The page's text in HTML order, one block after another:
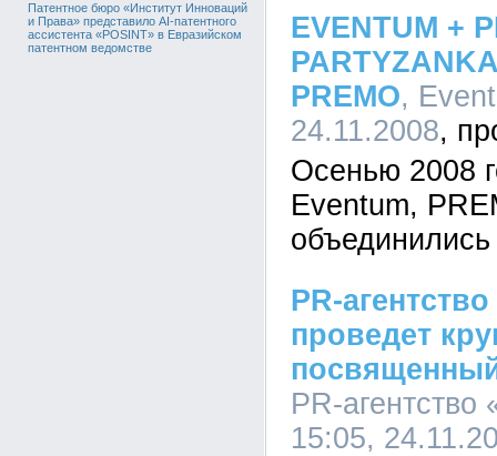
Патентное бюро «Институт Инноваций
и Права» представило AI-патентного
ассистента «POSINT» в Евразийском
патентном ведомстве
EVENTUM +
PREMO,
24.11.2008
Осенью 2008
Eventum,
PR-
проведет
PR-
15:05,